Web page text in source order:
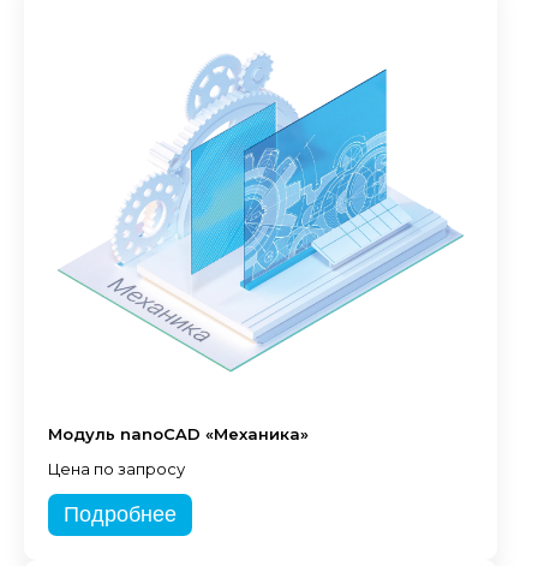
Модуль nanoCAD «Механика»
Цена по запросу
Подробнее